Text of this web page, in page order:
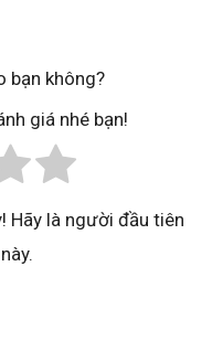
bạn không?
giá nhé bạn!
Hãy là người đầu tiên